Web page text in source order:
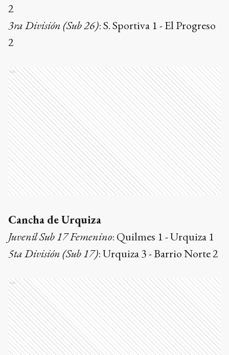
2
3ra División (Sub 26): S. Sportiva 1 - El Progreso
2
Ads
Cancha de Urquiza
Juvenil Sub 17 Femenino: Quilmes 1 - Urquiza 1
5ta División (Sub 17): Urquiza 3 - Barrio Norte 2
Ads